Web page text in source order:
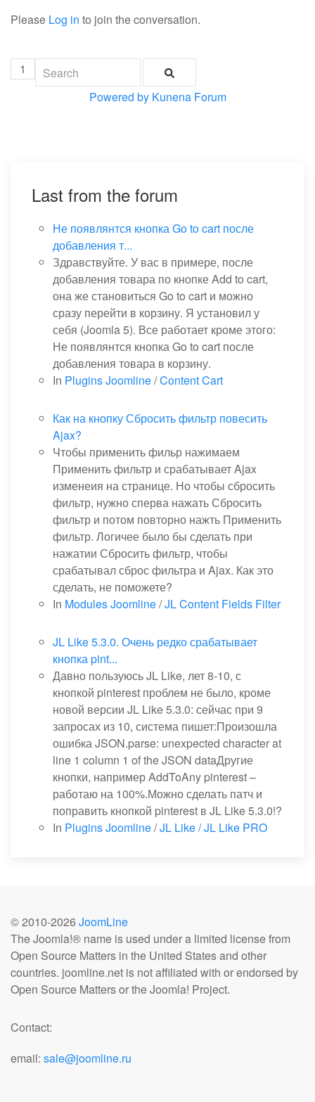
Please Log in to join the conversation.
1
Powered by Kunena Forum
Last from the forum
Не появлянтся кнопка Go to cart после
добавления т...
Здравствуйте. У вас в примере, после
добавления товара по кнопке Add to cart,
она же становиться Go to cart и можно
сразу перейти в корзину. Я установил у
себя (Joomla 5). Все работает кроме этого:
Не появлянтся кнопка Go to cart после
добавления товара в корзину.
In Plugins Joomline/Content Cart
Как на кнопку Сбросить фильтр повесить
Ajax?
Чтобы применить фильр нажимаем
Применить фильтр и срабатывает Ajax
изменеия на странице. Но чтобы сбросить
фильтр, нужно сперва нажать Сбросить
фильтр и потом повторно нажть Применить
фильтр. Логичее было бы сделать при
нажатии Сбросить фильтр, чтобы
срабатывал сброс фильтра и Ajax. Как это
сделать, не поможете?
In Modules Joomline/JL Content Fields Filter
JL Like 5.3.0. Очень редко срабатывает
кнопка pint...
Давно пользуюсь JL Like, лет 8-10, с
кнопкой pinterest проблем не было, кроме
новой версии JL Like 5.3.0: сейчас при 9
запросах из 10, система пишет:Произошла
ошибка JSON.parse: unexpected character at
line 1 column 1 of the JSON dataДругие
кнопки, например AddToAny pinterest –
работаю на 100%.Можно сделать патч и
поправить кнопкой pinterest в JL Like 5.3.0!?
In Plugins Joomline/JL Like / JL Like PRO
© 2010-2026 JoomLine
The Joomla!® name is used under a limited license from
Open Source Matters in the United States and other
countries. joomline.net is not affiliated with or endorsed by
Open Source Matters or the Joomla! Project.
Contact:
email: sale@joomline.ru